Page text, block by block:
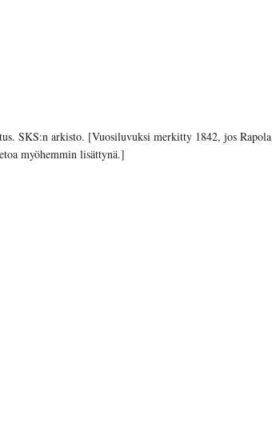
SKS:n arkisto. [Vuosiluvuksi merkitty 1842, jos Rapola
myöhemmin lisättynä.]